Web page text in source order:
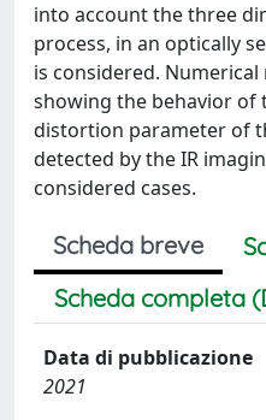
into account the three
process, in an optically
is considered.
showing the behavior of
distortion parameter of
detected by the IR
considered cases.
Scheda breve
Scheda completa
Data di pubblicazione
2021